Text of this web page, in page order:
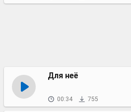
Для неё
00:34 755